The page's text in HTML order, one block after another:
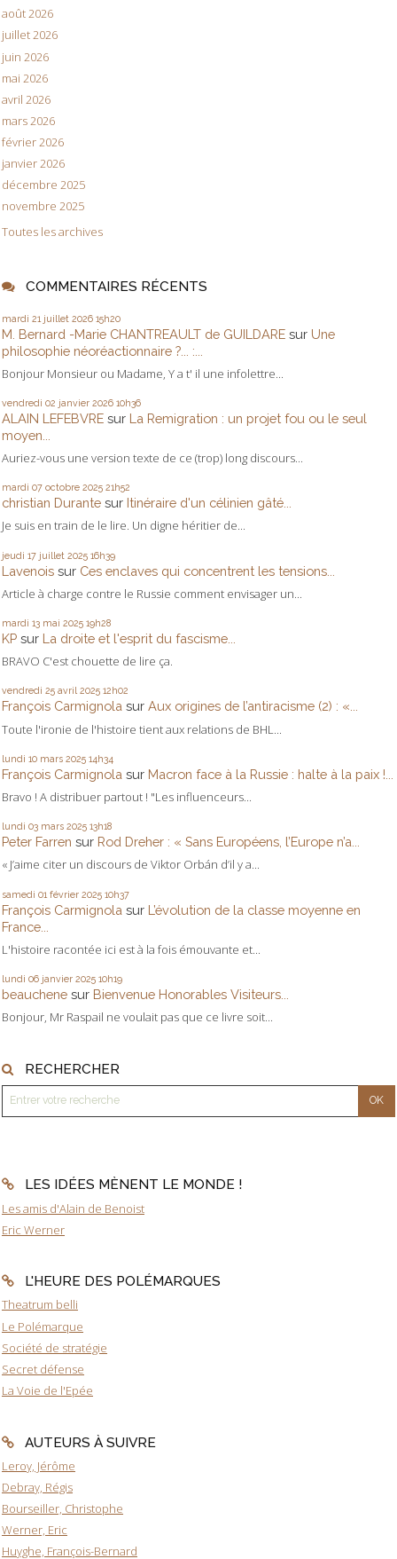
août 2026
juillet 2026
juin 2026
mai 2026
avril 2026
mars 2026
février 2026
janvier 2026
décembre 2025
novembre 2025
Toutes les archives
COMMENTAIRES RÉCENTS
mardi 21 juillet 2026 15h20
M. Bernard -Marie CHANTREAULT de GUILDARE sur Une
philosophie néoréactionnaire ?... :...
Bonjour Monsieur ou Madame, Y a t' il une infolettre...
vendredi 02 janvier 2026 10h36
ALAIN LEFEBVRE sur La Remigration : un projet fou ou le seul
moyen...
Auriez-vous une version texte de ce (trop) long discours...
mardi 07 octobre 2025 21h52
christian Durante sur Itinéraire d'un célinien gâté...
Je suis en train de le lire. Un digne héritier de...
jeudi 17 juillet 2025 16h39
Lavenois sur Ces enclaves qui concentrent les tensions...
Article à charge contre le Russie comment envisager un...
mardi 13 mai 2025 19h28
KP sur La droite et l'esprit du fascisme...
BRAVO C'est chouette de lire ça.
vendredi 25 avril 2025 12h02
François Carmignola sur Aux origines de l’antiracisme (2) : «...
Toute l'ironie de l'histoire tient aux relations de BHL...
lundi 10 mars 2025 14h34
François Carmignola sur Macron face à la Russie : halte à la paix !...
Bravo ! A distribuer partout ! "Les influenceurs...
lundi 03 mars 2025 13h18
Peter Farren sur Rod Dreher : « Sans Européens, l’Europe n’a...
« J’aime citer un discours de Viktor Orbán d’il y a...
samedi 01 février 2025 10h37
François Carmignola sur L’évolution de la classe moyenne en
France...
L'histoire racontée ici est à la fois émouvante et...
lundi 06 janvier 2025 10h19
beauchene sur Bienvenue Honorables Visiteurs...
Bonjour, Mr Raspail ne voulait pas que ce livre soit...
RECHERCHER
LES IDÉES MÈNENT LE MONDE !
Les amis d'Alain de Benoist
Eric Werner
L'HEURE DES POLÉMARQUES
Theatrum belli
Le Polémarque
Société de stratégie
Secret défense
La Voie de l'Epée
AUTEURS À SUIVRE
Leroy, Jérôme
Debray, Régis
Bourseiller, Christophe
Werner, Eric
Huyghe, François-Bernard